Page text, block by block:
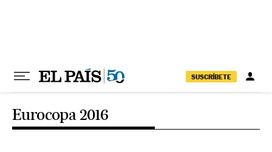
SUSCRÍBETE
Eurocopa 2016